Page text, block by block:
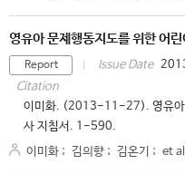
영유아 문제행동지도를 위한 어
Report Issue Date
Citation
이미화. (2013-11-27). 영유아
사 지침서. 1-590.
이미화 ; 김의향 ; 김온기 ; et al